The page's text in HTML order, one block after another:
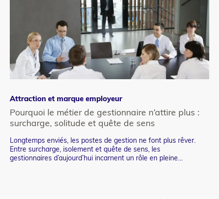
Attraction et marque employeur
Pourquoi le métier de gestionnaire n’attire plus :
surcharge, solitude et quête de sens
Teaser
Longtemps enviés, les postes de gestion ne font plus rêver.
Entre surcharge, isolement et quête de sens, les
gestionnaires d’aujourd’hui incarnent un rôle en pleine